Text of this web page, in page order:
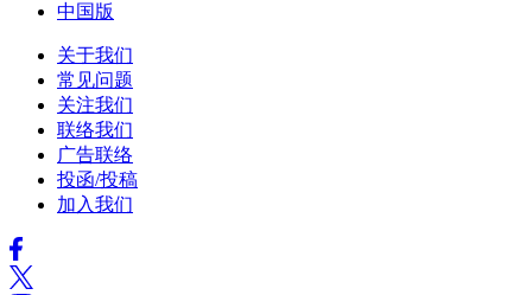
中国版
关于我们
常见问题
关注我们
联络我们
广告联络
投函/投稿
加入我们